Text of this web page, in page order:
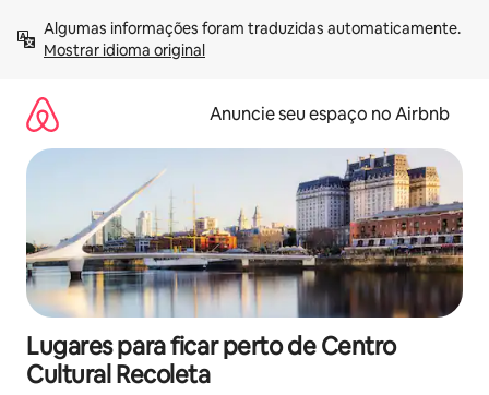
para
Mostrar idioma original
Anuncie seu espaço no Airbnb
Lugares para ficar perto de Centro
Cultural Recoleta